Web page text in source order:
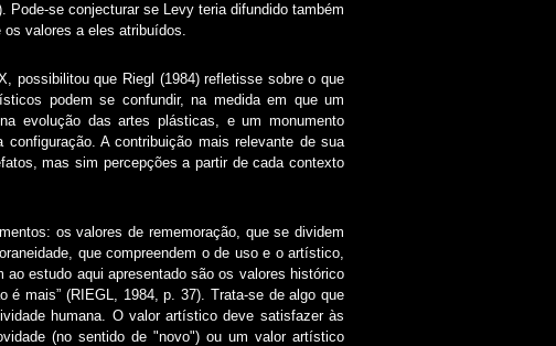
Pode-se conjecturar se Levy teria difundido também
valores a eles atribuídos.
possibilitou que Riegl (1984) refletisse sobre o que
podem se confundir, na medida em que um
evolução das artes plásticas, e um monumento
A contribuição mais relevante de sua
mas sim percepções a partir de cada contexto
os valores de rememoração, que se dividem
que compreendem o de uso e o artístico,
estudo aqui apresentado são os valores histórico
mais” (RIEGL, 1984, p. 37). Trata-se de algo que
humana. O valor artístico deve satisfazer às
(no sentido de "novo") ou um valor artístico